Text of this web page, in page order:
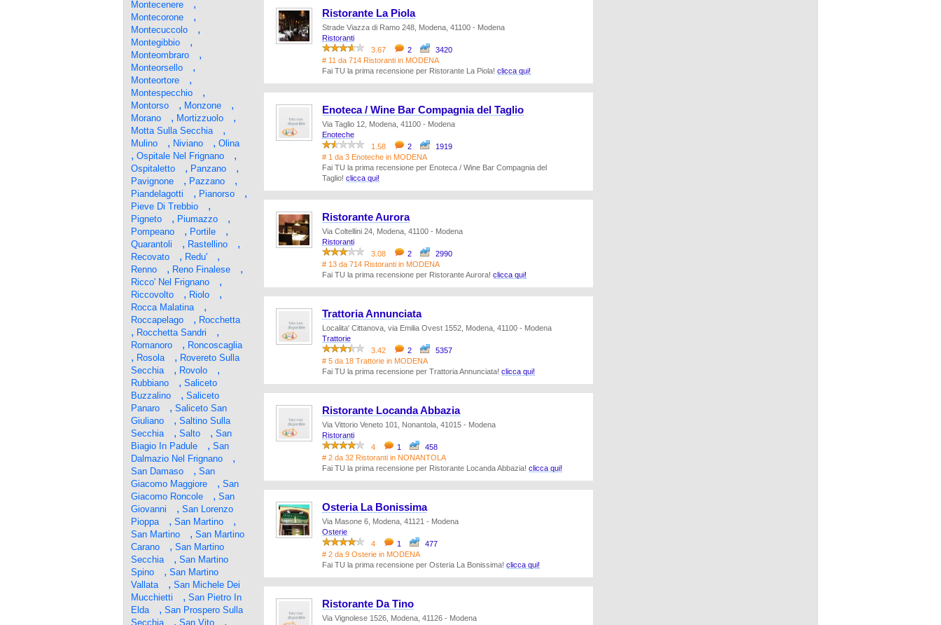
Montecenere ,
Montecorone ,
Montecuccolo ,
Montegibbio ,
Monteombraro ,
Monteorsello ,
Monteortore ,
Montespecchio ,
Montorso , Monzone ,
Morano , Mortizzuolo ,
Motta Sulla Secchia ,
Mulino , Niviano , Olina
, Ospitale Nel Frignano ,
Ospitaletto , Panzano ,
Pavignone , Pazzano ,
Piandelagotti , Pianorso ,
Pieve Di Trebbio ,
Pigneto , Piumazzo ,
Pompeano , Portile ,
Quarantoli , Rastellino ,
Recovato , Redu' ,
Renno , Reno Finalese ,
Ricco' Nel Frignano ,
Riccovolto , Riolo ,
Rocca Malatina ,
Roccapelago , Rocchetta
, Rocchetta Sandri ,
Romanoro , Roncoscaglia
, Rosola , Rovereto Sulla
Secchia
, Rovolo ,
Rubbiano , Saliceto
Buzzalino
, Saliceto
Panaro
, Saliceto San
Giuliano
, Saltino Sulla
Secchia
, Salto , San
Biagio In Padule
, San
Dalmazio Nel Frignano
,
San Damaso , San
Giacomo Maggiore
, San
Giacomo Roncole
, San
Giovanni
, San Lorenzo
Pioppa
, San Martino ,
San Martino , San Martino
Carano
, San Martino
Secchia
, San Martino
Spino
, San Martino
Vallata
, San Michele Dei
Mucchietti
, San Pietro In
Elda
, San Prospero Sulla
Secchia
, San Vito ,
Ristorante La Piola
Strade Viazza di Ramo 248, Modena, 41100 - Modena
Ristoranti
3.67
2
3420
# 11 da 714 Ristoranti in MODENA
Fai TU la prima recensione per Ristorante La Piola! clicca qui!
Enoteca / Wine Bar Compagnia del Taglio
Via Taglio 12, Modena, 41100 - Modena
Enoteche
1.58
2
1919
# 1 da 3 Enoteche in MODENA
Fai TU la prima recensione per Enoteca / Wine Bar Compagnia del
Taglio! clicca qui!
Ristorante Aurora
Via Coltellini 24, Modena, 41100 - Modena
Ristoranti
3.08
2
2990
# 13 da 714 Ristoranti in MODENA
Fai TU la prima recensione per Ristorante Aurora! clicca qui!
Trattoria Annunciata
Localita' Cittanova, via Emilia Ovest 1552, Modena, 41100 - Modena
Trattorie
3.42
2
5357
# 5 da 18 Trattorie in MODENA
Fai TU la prima recensione per Trattoria Annunciata! clicca qui!
Ristorante Locanda Abbazia
Via Vittorio Veneto 101, Nonantola, 41015 - Modena
Ristoranti
4
1
458
# 2 da 32 Ristoranti in NONANTOLA
Fai TU la prima recensione per Ristorante Locanda Abbazia! clicca qui!
Osteria La Bonissima
Via Masone 6, Modena, 41121 - Modena
Osterie
4
1
477
# 2 da 9 Osterie in MODENA
Fai TU la prima recensione per Osteria La Bonissima! clicca qui!
Ristorante Da Tino
Via Vignolese 1526, Modena, 41126 - Modena